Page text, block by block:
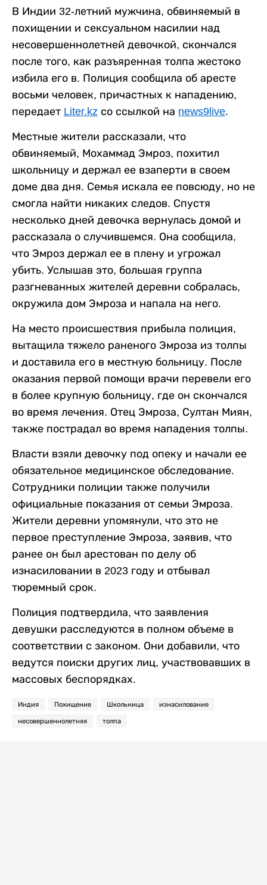
В Индии 32-летний мужчина, обвиняемый в
похищении и сексуальном насилии над
несовершеннолетней девочкой, скончался
после того, как разъяренная толпа жестоко
избила его в. Полиция сообщила об аресте
восьми человек, причастных к нападению,
передает Liter.kz со ссылкой на news9live.
Местные жители рассказали, что
обвиняемый, Мохаммад Эмроз, похитил
школьницу и держал ее взаперти в своем
доме два дня. Семья искала ее повсюду, но не
смогла найти никаких следов. Спустя
несколько дней девочка вернулась домой и
рассказала о случившемся. Она сообщила,
что Эмроз держал ее в плену и угрожал
убить. Услышав это, большая группа
разгневанных жителей деревни собралась,
окружила дом Эмроза и напала на него.
На место происшествия прибыла полиция,
вытащила тяжело раненого Эмроза из толпы
и доставила его в местную больницу. После
оказания первой помощи врачи перевели его
в более крупную больницу, где он скончался
во время лечения. Отец Эмроза, Султан Миян,
также пострадал во время нападения толпы.
Власти взяли девочку под опеку и начали ее
обязательное медицинское обследование.
Сотрудники полиции также получили
официальные показания от семьи Эмроза.
Жители деревни упомянули, что это не
первое преступление Эмроза, заявив, что
ранее он был арестован по делу об
изнасиловании в 2023 году и отбывал
тюремный срок.
Полиция подтвердила, что заявления
девушки расследуются в полном объеме в
соответствии с законом. Они добавили, что
ведутся поиски других лиц, участвовавших в
массовых беспорядках.
Индия Похищение Школьница изнасилование
несовершеннолетняя толпа